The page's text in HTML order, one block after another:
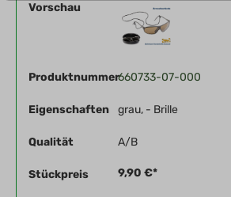
Vorschau
Produktnummer660733-07-000
Eigenschaften grau, - Brille
Qualität A/B
Stückpreis 9,90 €*